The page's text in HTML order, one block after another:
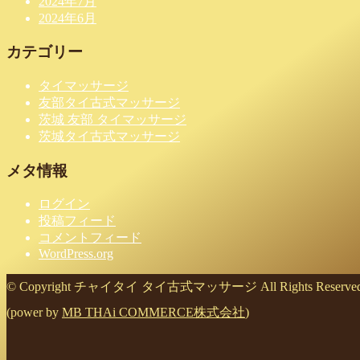
2024年6月
カテゴリー
タイマッサージ
友部タイ古式マッサージ
茨城 友部 タイマッサージ
茨城タイ古式マッサージ
メタ情報
ログイン
投稿フィード
コメントフィード
WordPress.org
© Copyright チャイタイ タイ古式マッサージ All Rights
(power by MB THAi COMMERCE株式会社)